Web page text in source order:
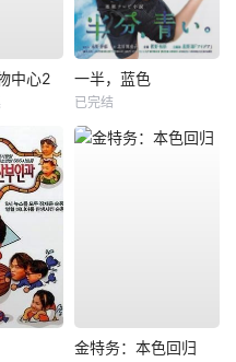
中心2 一半，蓝色
已完结
金特务：本色回归